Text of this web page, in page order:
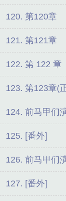
120. 第120章
121. 第121章
122. 第 122 章
123. 第123章(
124. 前马甲们
125. [番外]
126. 前马甲们
127. [番外]